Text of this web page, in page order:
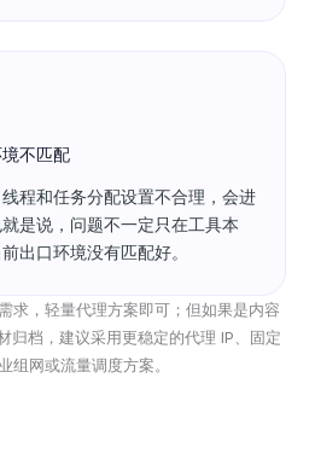
不匹配
程和任务分配设置不合理，会进
是说，问题不一定只在工具本
出口环境没有匹配好。
求，轻量代理方案即可；但如果是内容
归档，建议采用更稳定的代理 IP、固定
组网或流量调度方案。